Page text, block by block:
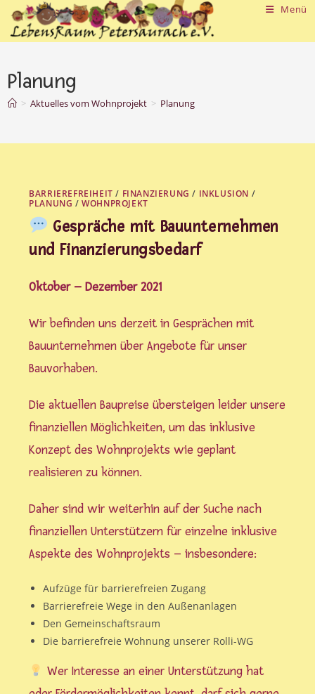
Zum
Inhalt
springen
Menü
Planung
> Aktuelles vom Wohnprojekt > Planung
BARRIEREFREIHEIT / FINANZIERUNG / INKLUSION /
PLANUNG /WOHNPROJEKT
Gespräche mit Bauunternehmen
und Finanzierungsbedarf
Oktober – Dezember 2021
Wir befinden uns derzeit in Gesprächen mit
Bauunternehmen über Angebote für unser
Bauvorhaben.
Die aktuellen Baupreise übersteigen leider unsere
finanziellen Möglichkeiten, um das inklusive
Konzept des Wohnprojekts wie geplant
realisieren zu können.
Daher sind wir weiterhin auf der Suche nach
finanziellen Unterstützern für einzelne inklusive
Aspekte des Wohnprojekts – insbesondere:
Aufzüge für barrierefreien Zugang
Barrierefreie Wege in den Außenanlagen
Den Gemeinschaftsraum
Die barrierefreie Wohnung unserer Rolli-WG
Wer Interesse an einer Unterstützung hat